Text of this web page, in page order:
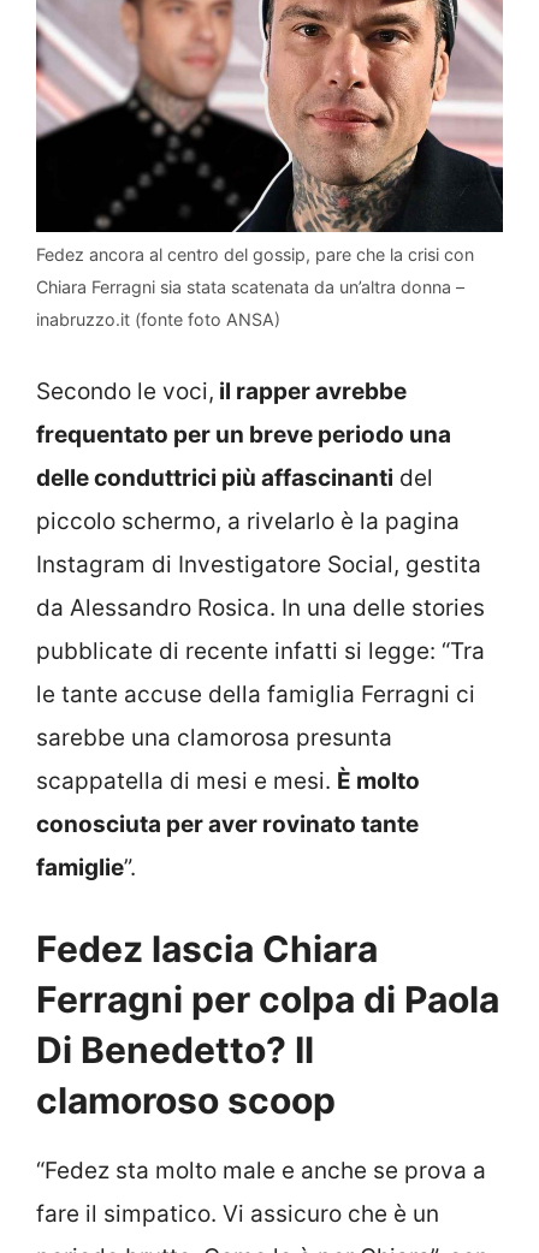
Fedez ancora al centro del gossip, pare che la crisi con
Chiara Ferragni sia stata scatenata da un’altra donna –
inabruzzo.it (fonte foto ANSA)
Secondo le voci, il rapper avrebbe
frequentato per un breve periodo una
delle conduttrici più affascinanti del
piccolo schermo, a rivelarlo è la pagina
Instagram di Investigatore Social, gestita
da Alessandro Rosica. In una delle stories
pubblicate di recente infatti si legge: “Tra
le tante accuse della famiglia Ferragni ci
sarebbe una clamorosa presunta
scappatella di mesi e mesi. È molto
conosciuta per aver rovinato tante
famiglie”.
Fedez lascia Chiara
Ferragni per colpa di Paola
Di Benedetto? Il
clamoroso scoop
“Fedez sta molto male e anche se prova a
fare il simpatico. Vi assicuro che è un